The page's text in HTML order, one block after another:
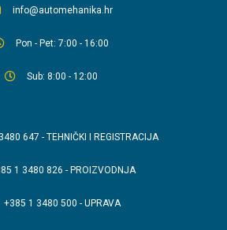
info@automehanika.hr
Pon - Pet: 7:00 - 16:00
Sub: 8:00 - 12:00
647 - TEHNIČKI I REGISTRACIJA
1 3480 826 - PROIZVODNJA
+385 1 3480 500 - UPRAVA